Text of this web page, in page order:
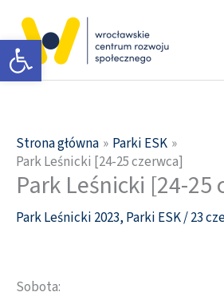
Otwórz pasek narzędzi
treści
Strona główna
Parki ESK
Park Leśnicki [24-25 czerwca]
Park Leśnicki [24-25
Park Leśnicki 2023, Parki ESK/23
Sobota: